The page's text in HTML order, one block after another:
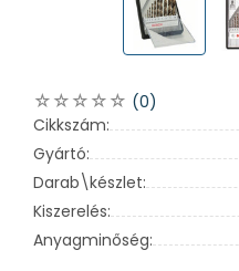
(0)
Cikkszám:
Gyártó:
Darab\készlet:
Kiszerelés:
Anyagminőség: